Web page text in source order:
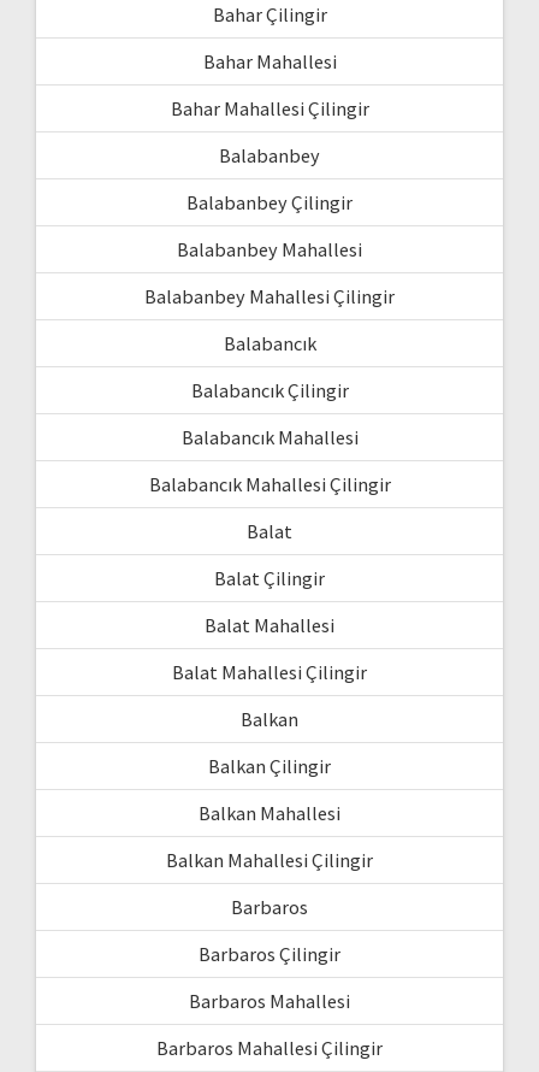
Bahar Çilingir
Bahar Mahallesi
Bahar Mahallesi Çilingir
Balabanbey
Balabanbey Çilingir
Balabanbey Mahallesi
Balabanbey Mahallesi Çilingir
Balabancık
Balabancık Çilingir
Balabancık Mahallesi
Balabancık Mahallesi Çilingir
Balat
Balat Çilingir
Balat Mahallesi
Balat Mahallesi Çilingir
Balkan
Balkan Çilingir
Balkan Mahallesi
Balkan Mahallesi Çilingir
Barbaros
Barbaros Çilingir
Barbaros Mahallesi
Barbaros Mahallesi Çilingir